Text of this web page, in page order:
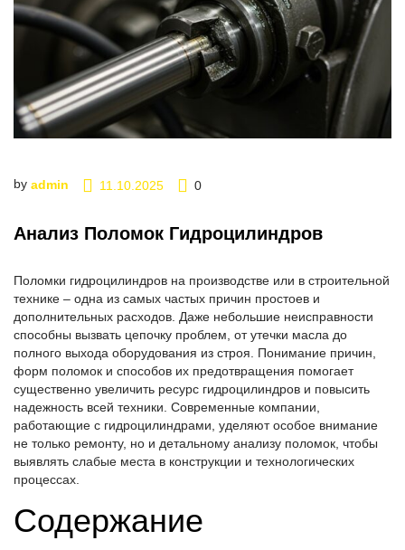
by admin 11.10.2025 0
Анализ Поломок Гидроцилиндров
Поломки гидроцилиндров на производстве или в строительной
технике – одна из самых частых причин простоев и
дополнительных расходов. Даже небольшие неисправности
способны вызвать цепочку проблем, от утечки масла до
полного выхода оборудования из строя. Понимание причин,
форм поломок и способов их предотвращения помогает
существенно увеличить ресурс гидроцилиндров и повысить
надежность всей техники. Современные компании,
работающие с гидроцилиндрами, уделяют особое внимание
не только ремонту, но и детальному анализу поломок, чтобы
выявлять слабые места в конструкции и технологических
процессах.
Содержание